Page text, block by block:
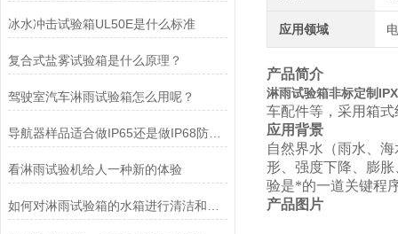
冰水冲击试验箱UL50E是什么标准
复合式盐雾试验箱是什么原理？
驾驶室汽车淋雨试验箱怎么用呢？
导航器样品适合做IP65还是做IP68防水测试？
看淋雨试验机给人一种新的体验
应用领域
产品简介
淋雨试验箱非标定制
车配件等，采用箱
应用背景
自然界水（雨水、
形、强度下降、膨
验是*的一道关键程
产品图片